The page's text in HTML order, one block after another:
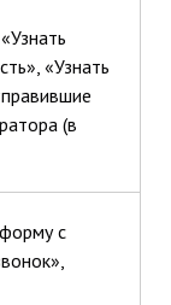
«Узнать
(в
с